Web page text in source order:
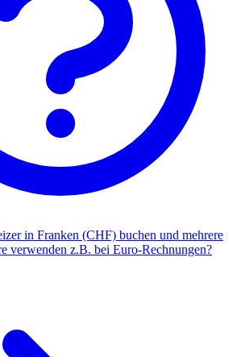
in Franken (CHF) buchen und mehrere
verwenden z.B. bei Euro-Rechnungen?